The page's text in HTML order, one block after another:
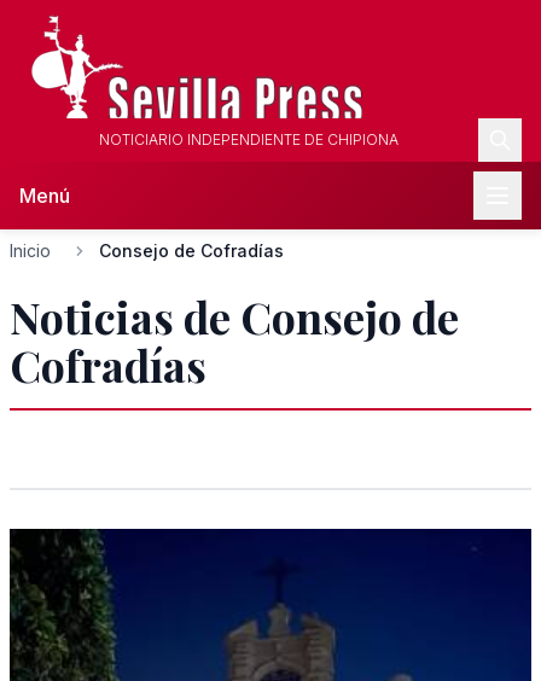
NOTICIARIO INDEPENDIENTE DE CHIPIONA
Menú
Inicio Consejo de Cofradías
Noticias de Consejo de
Cofradías